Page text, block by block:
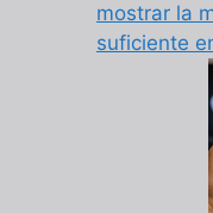
mostrar la
suficiente